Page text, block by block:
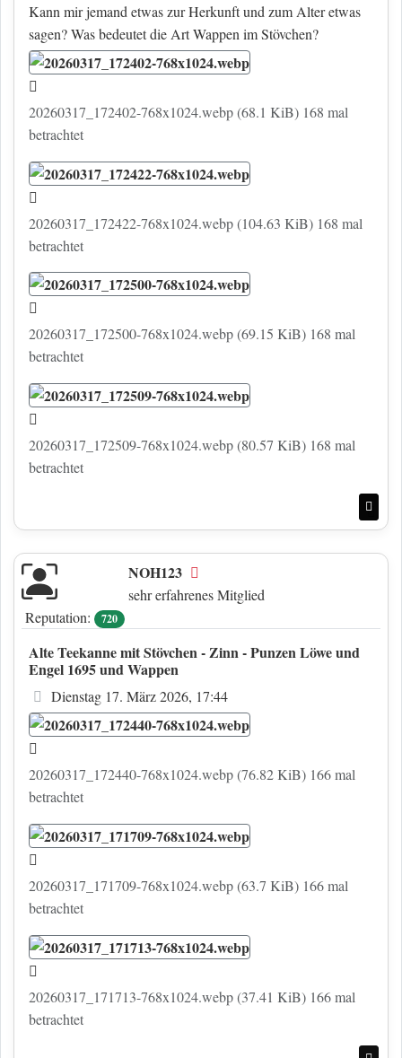
Kann mir jemand etwas zur Herkunft und zum Alter etwas
sagen? Was bedeutet die Art Wappen im Stövchen?
20260317_172402-768x1024.webp (68.1 KiB) 168 mal
betrachtet
20260317_172422-768x1024.webp (104.63 KiB) 168 mal
betrachtet
20260317_172500-768x1024.webp (69.15 KiB) 168 mal
betrachtet
20260317_172509-768x1024.webp (80.57 KiB) 168 mal
betrachtet
NOH123
sehr erfahrenes Mitglied
Reputation:
720
Alte Teekanne mit Stövchen - Zinn - Punzen Löwe und
Engel 1695 und Wappen
Beitrag
Dienstag 17. März 2026, 17:44
20260317_172440-768x1024.webp (76.82 KiB) 166 mal
betrachtet
20260317_171709-768x1024.webp (63.7 KiB) 166 mal
betrachtet
20260317_171713-768x1024.webp (37.41 KiB) 166 mal
betrachtet